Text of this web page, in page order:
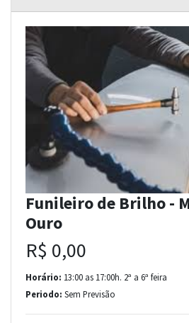
Funileiro de Brilho -
Ouro
R$ 0,00
Horário: 13:00 as 17:00h. 2ª a 6ª feira
Periodo: Sem Previsão